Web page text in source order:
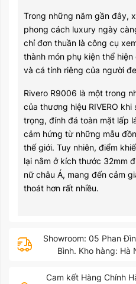
Trong những năm gần đây,
phong cách luxury ngày
chỉ đơn thuần là công cụ
thành món phụ kiện thể
và cá tính riêng của người
Rivero R9006 là một trong
của thương hiệu RIVERO
trọng, đính đá toàn mặt lấp
cảm hứng từ những mẫu
thế giới. Tuy nhiên, điểm
lại nằm ở kích thước 32mm
nữ châu Á, mang đến cảm
thoát hơn rất nhiều.
Showroom: 05 Phan
Bình. Kho hàng: Hà
Cam kết Hàng Chính